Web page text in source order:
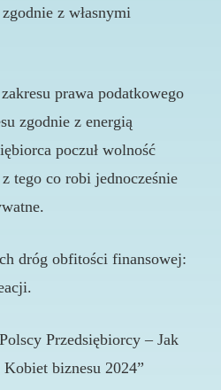
z własnymi
prawa podatkowego
zgodnie z energią
poczuł wolność
tego co robi jednocześnie
dróg obfitości finansowej:
Przedsiębiorcy – Jak
biznesu 2024”